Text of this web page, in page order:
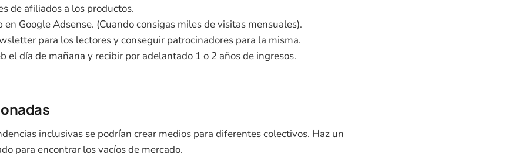
de afiliados a los productos.
Google Adsense. (Cuando consigas miles de visitas mensuales).
para los lectores y conseguir patrocinadores para la misma.
el día de mañana y recibir por adelantado 1 o 2 años de ingresos.
inclusivas se podrían crear medios para diferentes colectivos. Haz un
para encontrar los vacíos de mercado.